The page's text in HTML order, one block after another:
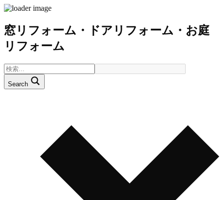
窓リフォーム・ドアリフォーム・お庭
リフォーム
Search